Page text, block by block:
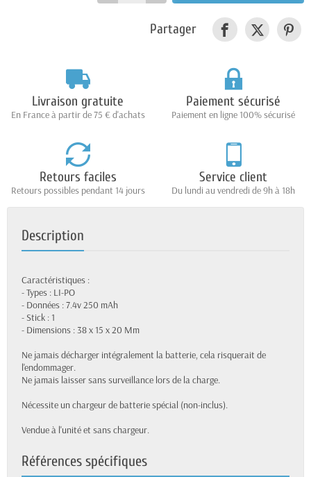
Partager
Livraison gratuite
En France à partir de 75 € d'achats
Paiement sécurisé
Paiement en ligne 100% sécurisé
Retours faciles
Retours possibles pendant 14 jours
Service client
Du lundi au vendredi de 9h à 18h
Description
Caractéristiques :
- Types : LI-PO
- Données : 7.4v 250 mAh
- Stick : 1
- Dimensions : 38 x 15 x 20 Mm
Ne jamais décharger intégralement la batterie, cela risquerait de
l'endommager.
Ne jamais laisser sans surveillance lors de la charge.
Nécessite un chargeur de batterie spécial (non-inclus).
Vendue à l'unité et sans chargeur.
Références spécifiques